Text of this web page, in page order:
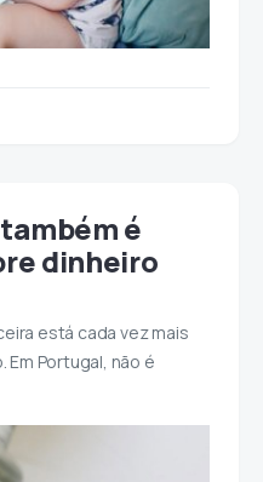
é
dinheiro
está cada vez mais
Portugal, não é